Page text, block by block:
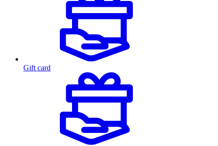
Gift card